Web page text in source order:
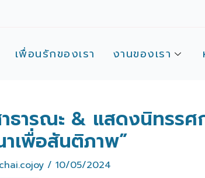
เพื่อนรักของเรา งานของเรา
าธารณะ & แสดงนิทรรศ
าเพื่อสันติภาพ”
/ 10/05/2024